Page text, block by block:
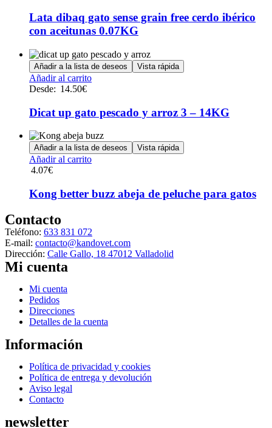
Lata dibaq gato sense grain free cerdo ibérico
con aceitunas 0.07KG
Añadir a la lista de deseos Vista rápida
Añadir al carritoEste
múltiples
variantes.
Las
opciones
se
pueden
la
producto
Desde: 14.50€
Dicat up gato pescado y arroz 3 – 14KG
Añadir a la lista de deseos Vista rápida
Añadir al carrito
4.07€
Kong better buzz abeja de peluche para gatos
Contacto
Teléfono: 633 831 072
E-mail: contacto@kandovet.com
Dirección: Calle Gallo, 18 47012 Valladolid
Mi cuenta
Menú
Mi cuenta
Pedidos
Direcciones
Detalles de la cuenta
Información
Menú
Política de privacidad y cookies
Política de entrega y devolución
Aviso legal
Contacto
newsletter